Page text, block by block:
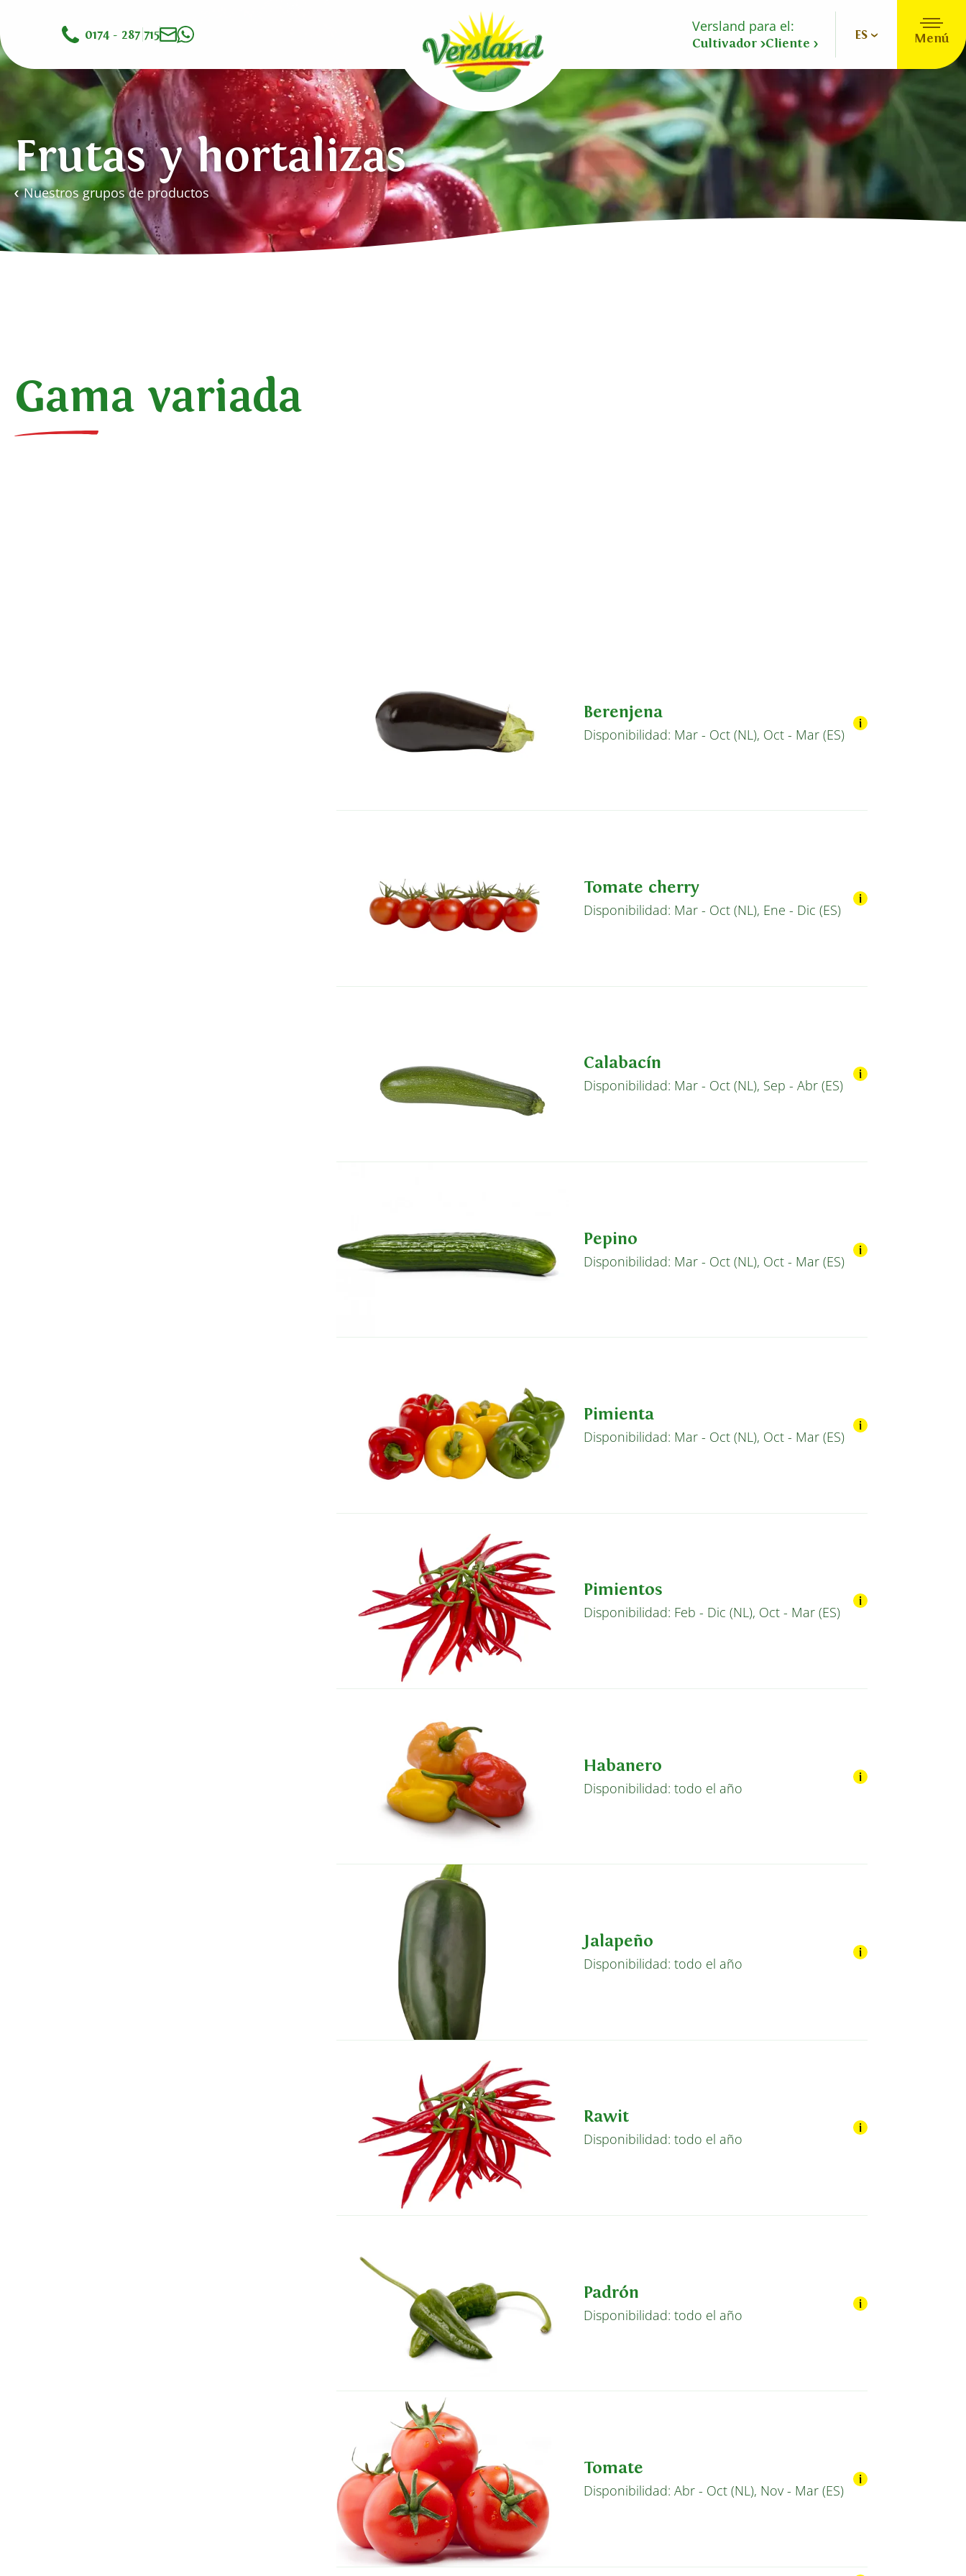
0174 - 287 715 Versland para el:
Cultivador Cliente
ES
Nederlands
Deutsch
English
Español
Français
Menú
Frutas y hortalizas
Nuestros grupos de productos
Gama variada
Berenjena
Disponibilidad: Mar - Oct (NL), Oct - Mar (ES)
Tomate cherry
Disponibilidad: Mar - Oct (NL), Ene - Dic (ES)
Calabacín
Disponibilidad: Mar - Oct (NL), Sep - Abr (ES)
Pepino
Disponibilidad: Mar - Oct (NL), Oct - Mar (ES)
Pimienta
Disponibilidad: Mar - Oct (NL), Oct - Mar (ES)
Pimientos
Disponibilidad: Feb - Dic (NL), Oct - Mar (ES)
Habanero
Disponibilidad: todo el año
Jalapeño
Disponibilidad: todo el año
Rawit
Disponibilidad: todo el año
Padrón
Disponibilidad: todo el año
Tomate
Disponibilidad: Abr - Oct (NL), Nov - Mar (ES)